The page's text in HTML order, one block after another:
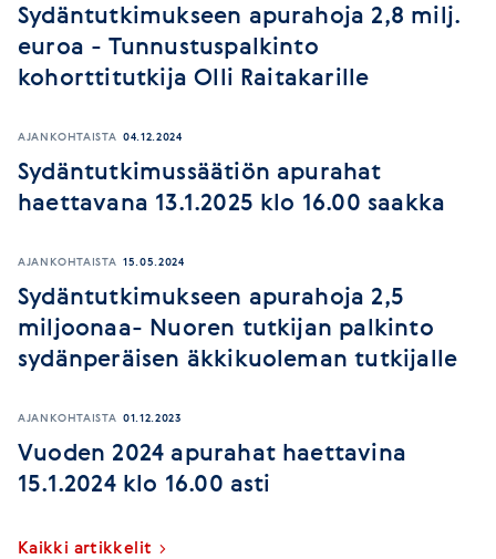
Sydäntutkimukseen apurahoja 2,8 milj.
euroa - Tunnustuspalkinto
kohorttitutkija Olli Raitakarille
AJANKOHTAISTA 04.12.2024
Sydäntutkimussäätiön apurahat
haettavana 13.1.2025 klo 16.00 saakka
AJANKOHTAISTA 15.05.2024
Sydäntutkimukseen apurahoja 2,5
miljoonaa- Nuoren tutkijan palkinto
sydänperäisen äkkikuoleman tutkijalle
AJANKOHTAISTA 01.12.2023
Vuoden 2024 apurahat haettavina
15.1.2024 klo 16.00 asti
Kaikki artikkelit